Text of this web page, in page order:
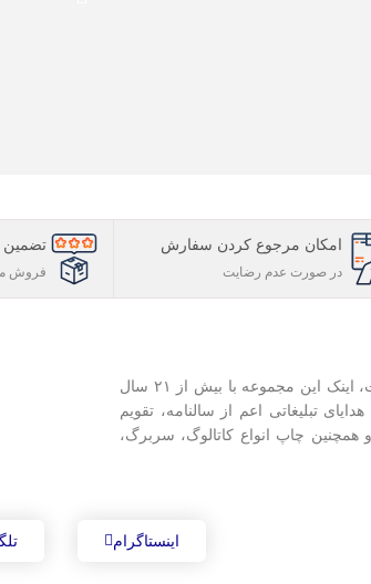
امکان مرجوع کردن سفارش
در صورت عدم رضایت
تضمین
فروش
ایران تبلیغ فعالیت خود را از سال ۱۳۸۱ در زمینه تبلیغات با نام هنرهزاره آغاز نموده است، اینک این مجموعه با بیش از ۲۱ سال
تبلیغاتی اعم از سالنامه، تقویم
همچنین چاپ انواع کاتالوگ، سربرگ،
اینستاگرام